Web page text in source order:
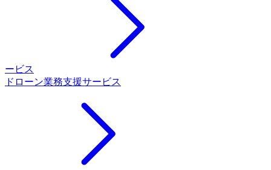
ービス
ドローン業務支援サービス